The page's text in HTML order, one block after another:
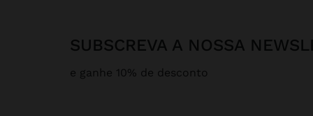
SUBSCREVA A NOSSA
e ganhe 10% de desconto